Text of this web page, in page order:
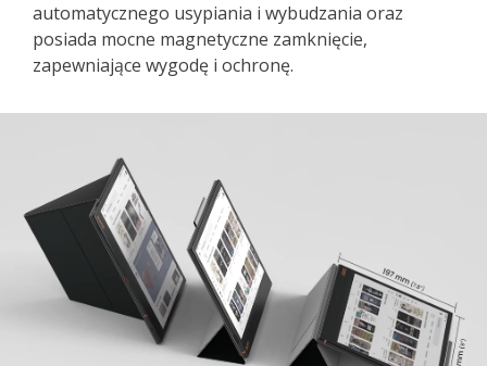
automatycznego usypiania i wybudzania oraz
posiada mocne magnetyczne zamknięcie,
zapewniające wygodę i ochronę.